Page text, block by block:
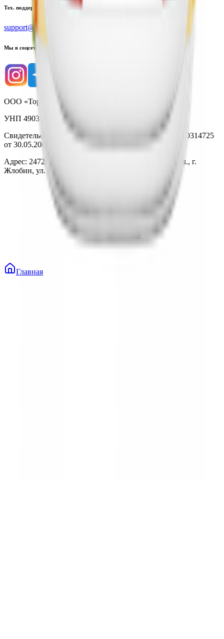
Тех. поддержка
support@yoda.by
Мы в соцсетях
ООО «Торговая сеть «Продмир»
УНП 490314725
Свидетельство о государственной регистрации № 490314725
от 30.05.2003г выдано Гомельским облисполкомом
Адрес: 247210, Республика Беларусь, Гомельская обл., г.
Жлобин, ул. Козлова 2-А
Главная